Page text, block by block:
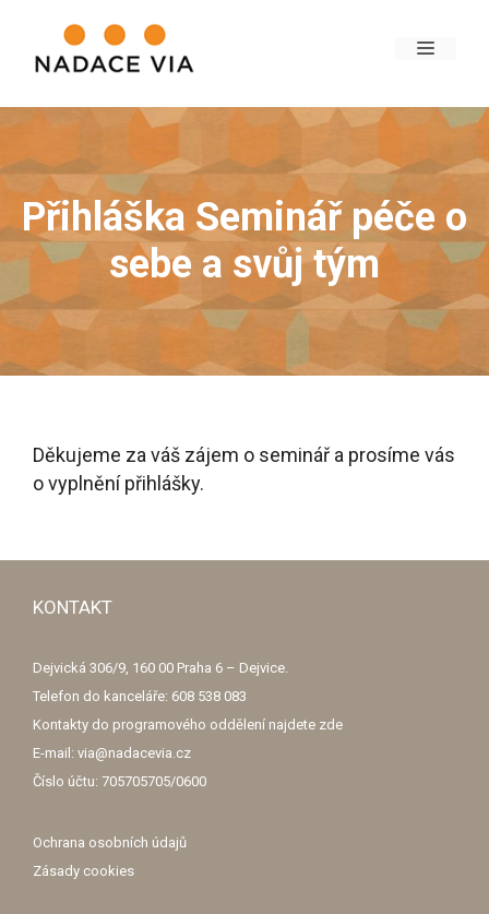
Přihláška Seminář péče o
sebe a svůj tým
Děkujeme za váš zájem o seminář a prosíme vás
o vyplnění přihlášky.
KONTAKT
Dejvická 306/9, 160 00 Praha 6 – Dejvice.
Telefon do kanceláře: 608 538 083
Kontakty do programového oddělení najdete zde
E-mail: via@nadacevia.cz
Číslo účtu: 705705705/0600
Ochrana osobních údajů
Zásady cookies